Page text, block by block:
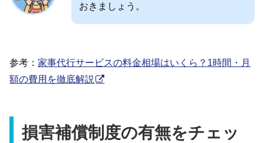
おきましょう。
参考：家事代行サービスの料金相場はいくら？1時間・月
額の費用を徹底解説
損害補償制度の有無をチェッ